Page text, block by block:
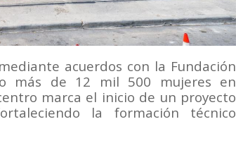
acuerdos con la Fundación
más de 12 mil 500 mujeres en
marca el inicio de un proyecto
la formación técnico